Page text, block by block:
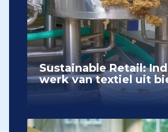
Sustainable Retail:
werk van textiel uit